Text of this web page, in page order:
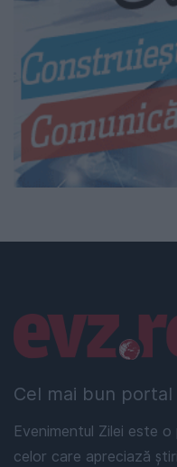
Cel mai bun portal
Evenimentul Zilei este
celor care apreciază
Linkuri utile